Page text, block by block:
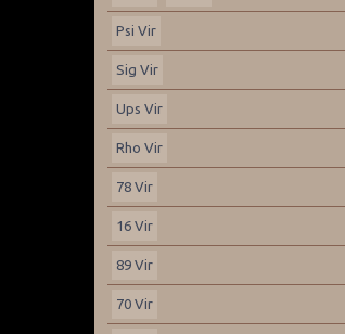
Psi Vir
Sig Vir
Ups Vir
Rho Vir
78 Vir
16 Vir
89 Vir
70 Vir